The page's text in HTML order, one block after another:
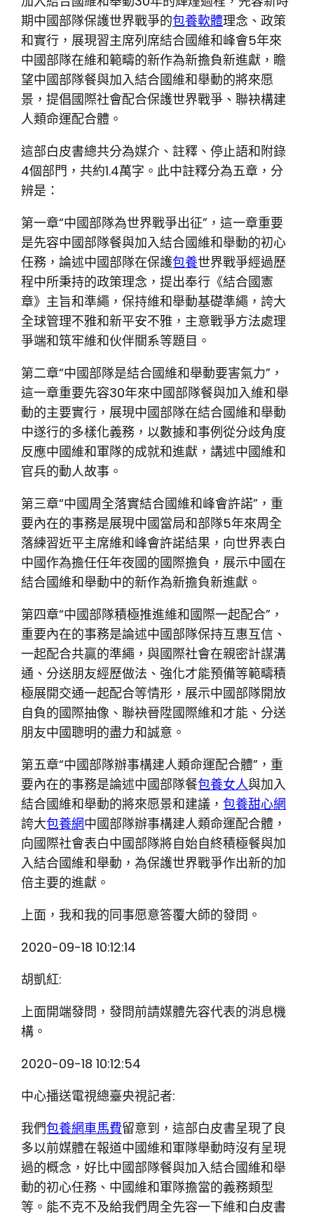
期中國部隊保護世界戰爭的包養軟體理念、政策
和實行，展現習主席列席結合國維和峰會5年來
中國部隊在維和範疇的新作為新擔負新進獻，瞻
望中國部隊餐與加入結合國維和舉動的將來愿
景，提倡國際社會配合保護世界戰爭、聯袂構建
人類命運配合體。
這部白皮書總共分為媒介、註釋、停止語和附錄
4個部門，共約1.4萬字。此中註釋分為五章，分
辨是：
第一章“中國部隊為世界戰爭出征”，這一章重要
是先容中國部隊餐與加入結合國維和舉動的初心
任務，論述中國部隊在保護包養世界戰爭經過歷
程中所秉持的政策理念，提出奉行《結合國憲
章》主旨和準繩，保持維和舉動基礎準繩，誇大
全球管理不雅和新平安不雅，主意戰爭方法處理
爭端和筑牢維和伙伴關系等題目。
第二章“中國部隊是結合國維和舉動要害氣力”，
這一章重要先容30年來中國部隊餐與加入維和舉
動的主要實行，展現中國部隊在結合國維和舉動
中遂行的多樣化義務，以數據和事例從分歧角度
反應中國維和軍隊的成就和進獻，講述中國維和
官兵的動人故事。
第三章“中國周全落實結合國維和峰會許諾”，重
要內在的事務是展現中國當局和部隊5年來周全
落練習近平主席維和峰會許諾結果，向世界表白
中國作為擔任任年夜國的國際擔負，展示中國在
結合國維和舉動中的新作為新擔負新進獻。
第四章“中國部隊積極推進維和國際一起配合”，
重要內在的事務是論述中國部隊保持互惠互信、
一起配合共贏的準繩，與國際社會在親密計謀溝
通、分送朋友經歷做法、強化才能預備等範疇積
極展開交通一起配合等情形，展示中國部隊開放
自負的國際抽像、聯袂晉陞國際維和才能、分送
朋友中國聰明的盡力和誠意。
第五章“中國部隊辦事構建人類命運配合體”，重
要內在的事務是論述中國部隊餐包養女人與加入
結合國維和舉動的將來愿景和建議，包養甜心網
誇大包養網中國部隊辦事構建人類命運配合體，
向國際社會表白中國部隊將自始自終積極餐與加
入結合國維和舉動，為保護世界戰爭作出新的加
倍主要的進獻。
上面，我和我的同事愿意答覆大師的發問。
2020-09-18 10:12:14
胡凱紅:
上面開端發問，發問前請媒體先容代表的消息機
構。
2020-09-18 10:12:54
中心播送電視總臺央視記者:
我們包養網車馬費留意到，這部白皮書呈現了良
多以前媒體在報道中國維和軍隊舉動時沒有呈現
過的概念，好比中國部隊餐與加入結合國維和舉
動的初心任務、中國維和軍隊擔當的義務類型
等。能不克不及給我們周全先容一下維和白皮書